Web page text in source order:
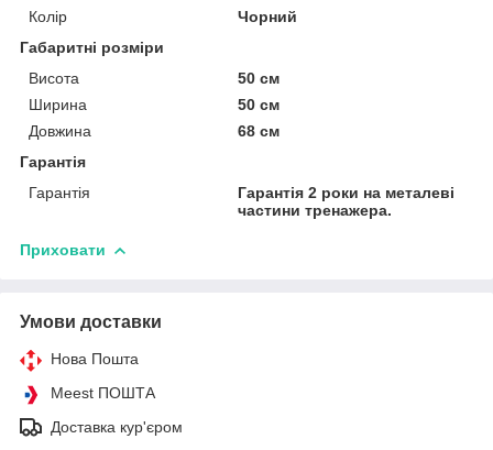
Колір
Чорний
Габаритні розміри
Висота
50 см
Ширина
50 см
Довжина
68 см
Гарантія
Гарантія
Гарантія 2 роки на металеві
частини тренажера.
Приховати
Умови доставки
Нова Пошта
Meest ПОШТА
Доставка кур'єром